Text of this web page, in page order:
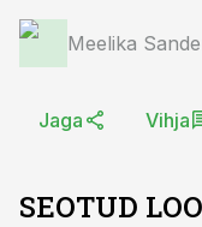
Meelika
Jaga Vihja
SEOTUD